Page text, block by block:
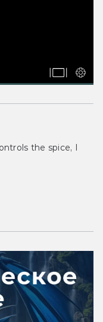
the spice, I